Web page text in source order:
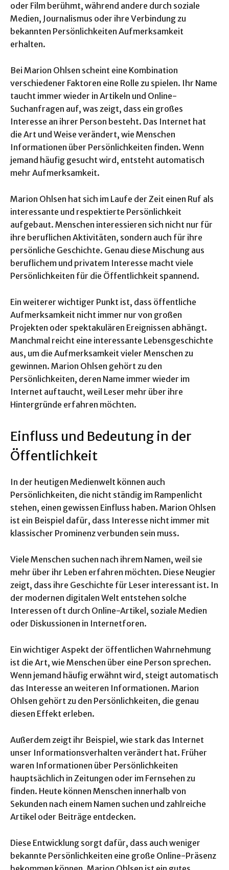
oder Film berühmt, während andere durch soziale
Medien, Journalismus oder ihre Verbindung zu
bekannten Persönlichkeiten Aufmerksamkeit
erhalten.
Bei Marion Ohlsen scheint eine Kombination
verschiedener Faktoren eine Rolle zu spielen. Ihr Name
taucht immer wieder in Artikeln und Online-
Suchanfragen auf, was zeigt, dass ein großes
Interesse an ihrer Person besteht. Das Internet hat
die Art und Weise verändert, wie Menschen
Informationen über Persönlichkeiten finden. Wenn
jemand häufig gesucht wird, entsteht automatisch
mehr Aufmerksamkeit.
Marion Ohlsen hat sich im Laufe der Zeit einen Ruf als
interessante und respektierte Persönlichkeit
aufgebaut. Menschen interessieren sich nicht nur für
ihre beruflichen Aktivitäten, sondern auch für ihre
persönliche Geschichte. Genau diese Mischung aus
beruflichem und privatem Interesse macht viele
Persönlichkeiten für die Öffentlichkeit spannend.
Ein weiterer wichtiger Punkt ist, dass öffentliche
Aufmerksamkeit nicht immer nur von großen
Projekten oder spektakulären Ereignissen abhängt.
Manchmal reicht eine interessante Lebensgeschichte
aus, um die Aufmerksamkeit vieler Menschen zu
gewinnen. Marion Ohlsen gehört zu den
Persönlichkeiten, deren Name immer wieder im
Internet auftaucht, weil Leser mehr über ihre
Hintergründe erfahren möchten.
Einfluss und Bedeutung in der
Öffentlichkeit
In der heutigen Medienwelt können auch
Persönlichkeiten, die nicht ständig im Rampenlicht
stehen, einen gewissen Einfluss haben. Marion Ohlsen
ist ein Beispiel dafür, dass Interesse nicht immer mit
klassischer Prominenz verbunden sein muss.
Viele Menschen suchen nach ihrem Namen, weil sie
mehr über ihr Leben erfahren möchten. Diese Neugier
zeigt, dass ihre Geschichte für Leser interessant ist. In
der modernen digitalen Welt entstehen solche
Interessen oft durch Online-Artikel, soziale Medien
oder Diskussionen in Internetforen.
Ein wichtiger Aspekt der öffentlichen Wahrnehmung
ist die Art, wie Menschen über eine Person sprechen.
Wenn jemand häufig erwähnt wird, steigt automatisch
das Interesse an weiteren Informationen. Marion
Ohlsen gehört zu den Persönlichkeiten, die genau
diesen Effekt erleben.
Außerdem zeigt ihr Beispiel, wie stark das Internet
unser Informationsverhalten verändert hat. Früher
waren Informationen über Persönlichkeiten
hauptsächlich in Zeitungen oder im Fernsehen zu
finden. Heute können Menschen innerhalb von
Sekunden nach einem Namen suchen und zahlreiche
Artikel oder Beiträge entdecken.
Diese Entwicklung sorgt dafür, dass auch weniger
bekannte Persönlichkeiten eine große Online-Präsenz